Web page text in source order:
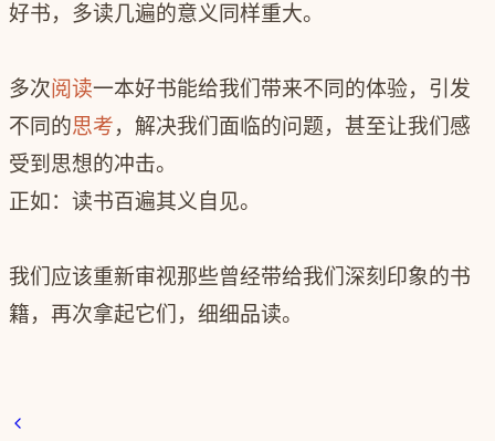
好书，多读几遍的意义同样重大。
多次阅读一本好书能给我们带来不同的体验，引发
不同的思考，解决我们面临的问题，甚至让我们感
受到思想的冲击。
正如：读书百遍其义自见。
我们应该重新审视那些曾经带给我们深刻印象的书
籍，再次拿起它们，细细品读。